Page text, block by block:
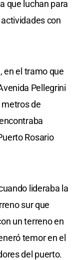
que luchan para
con
en el tramo que
Pellegrini
metros de
Rosario
lideraba la
sur que
un terreno en
temor en el
del puerto.